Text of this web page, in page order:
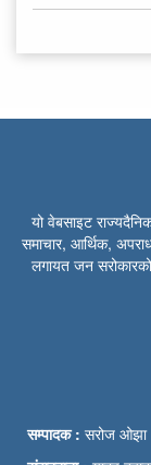
यो वेबसाइट
समाचार, आर्थिक,
लगायत जन
सम्पादक : सरोज ओझा